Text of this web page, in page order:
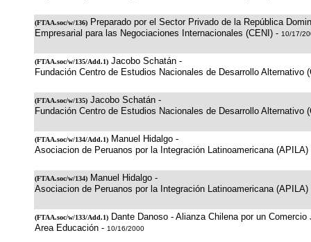
(FTAA.soc/w/136) Preparado por el Sector Privado de la República
Empresarial para las Negociaciones Internacionales (CENI) - 10/17/
(FTAA.soc/w/135/Add.1) Jacobo Schatán -
Fundación Centro de Estudios Nacionales de Desarrollo Alternativo
(FTAA.soc/w/135) Jacobo Schatán -
Fundación Centro de Estudios Nacionales de Desarrollo Alternativo
(FTAA.soc/w/134/Add.1) Manuel Hidalgo -
Asociacion de Peruanos por la Integración Latinoamericana
(FTAA.soc/w/134) Manuel Hidalgo -
Asociacion de Peruanos por la Integración Latinoamericana
(FTAA.soc/w/133/Add.1) Dante Danoso - Alianza Chilena por un
Area Educación - 10/16/2000